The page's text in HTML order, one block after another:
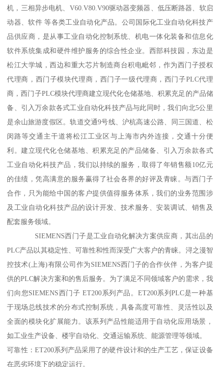
机，三相异步电机、V60.V80.V90驱动器变频器、低压断路器、软启
动器、软件 等各类工业自动化产品。公司国际化工业自动化科技产
品供应商，是从事工业自动化控制系统、机电一体化装备和信息化
软件系统集成和硬件维护服务的综合性企业。西部科技园，东边是
松江大学城，西边和重大芯片制造商台积电毗邻，作为西门子授权
代理商，西门子模块代理商，西门子一级代理商，西门子PLC代理
商，西门子PLC模块代理商建立现代化仓储基地、积累充足的产品储
备、引入万余款各式工业自动化科技产品与此同时，我们向北5公里
是余山旅游度假区。轨道交通9号线、沪杭高速公路、同三国道、松
闵路等交通主干道将松江工业区与上海市内外连接，交通十分便
利。建立现代化仓储基地、积累充足的产品储备、引入万余款各式
工业自动化科技产品，我们以持续的服务，取得了年销售额10亿元
的佳绩，凭高满意的服务赢得了社会各界的好评及青睐。与西门子
合作，只为能给中国的客户提供值得服务体系，我们的业务范围涉
及工业自动化科技产品的设计开发、技术服务、安装调试、销售及
配套服务领域。
SIEMENS西门子是工业自动化解决方案供应商，其出品的
PLC产品以其稳定性、可靠性和性而深受广大客户的青睐。浔之漫智
控技术(上海)有限公司作为SIEMENS西门子的合作伙伴，为客户提
供的PLC解决方案和的售后服务。为了满足不同领域客户的需求，我
们向您SIEMENS西门子 ET200系列产品。ET200系列PLC是一种基
于现场总线技术的分布式控制系统，具备高度可靠性、灵活性以及
全面的模块化扩展能力。该系列产品性能适用于自动化应用场景，
如工业生产设备、楼宇自动化、交通运输系统、能源管理等领域。
可靠性：ET200系列产品采用了的硬件设计和的生产工艺，保证设备
在恶劣环境下的稳定运行。